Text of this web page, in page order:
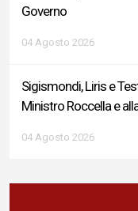
Governo
04 Agosto 2026
Sigismondi, Liris e
Ministro Roccella e
04 Agosto 2026
Terminal bus
viabilità per il